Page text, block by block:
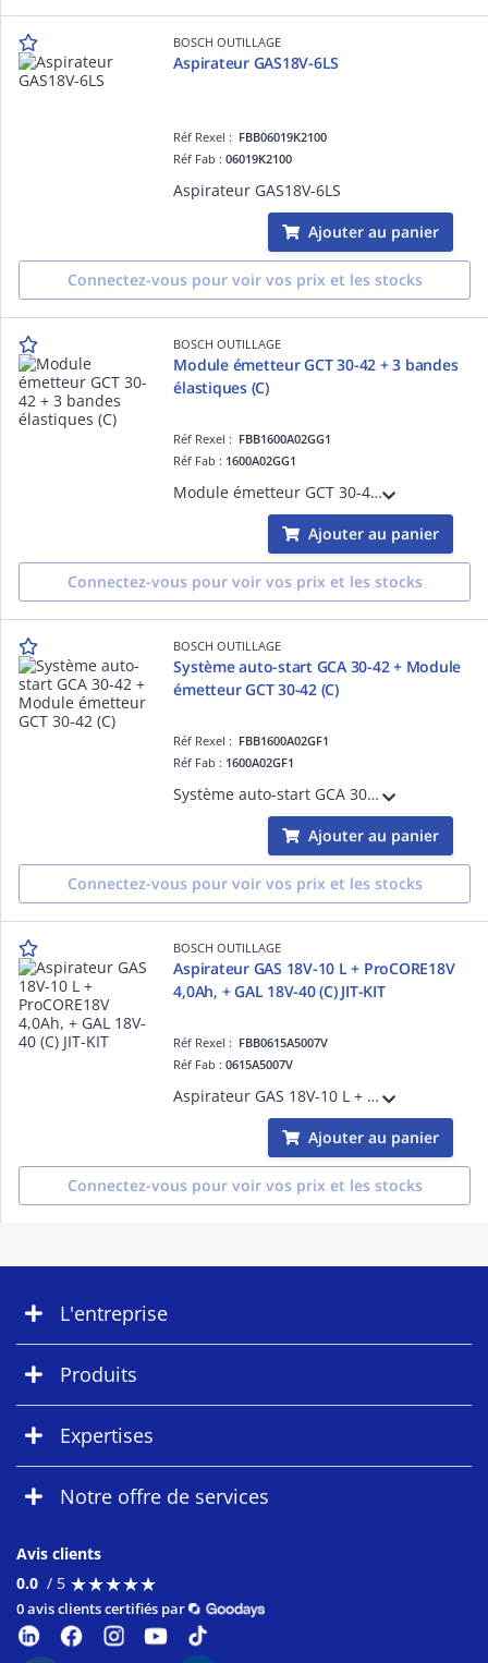
BOSCH OUTILLAGE
Aspirateur GAS18V-6LS
Réf Rexel : FBB06019K2100
Réf Fab :06019K2100
Aspirateur GAS18V-6LS
Ajouter au panier
Connectez-vous pour voir vos prix et les stocks
BOSCH OUTILLAGE
Module émetteur GCT 30-42 + 3 bandes
élastiques (C)
Réf Rexel : FBB1600A02GG1
Réf Fab : 1600A02GG1
Module émetteur GCT 30-42 + 3 bandes élastiques (C)
Ajouter au panier
Connectez-vous pour voir vos prix et les stocks
BOSCH OUTILLAGE
Système auto-start GCA 30-42 + Module
émetteur GCT 30-42 (C)
Réf Rexel : FBB1600A02GF1
Réf Fab : 1600A02GF1
Système auto-start GCA 30-42 + module émetteur GCT 30-42 + 3 bandes élastiques (C)
Ajouter au panier
Connectez-vous pour voir vos prix et les stocks
BOSCH OUTILLAGE
Aspirateur GAS 18V-10 L + ProCORE18V
4,0Ah, + GAL 18V-40 (C) JIT-KIT
Réf Rexel : FBB0615A5007V
Réf Fab :0615A5007V
Aspirateur GAS 18V-10 L + batterie ProCORE18V 4,0Ah, + chargeur GAL 18V-40 (C) JIT-KIT - éléments livrés séparément
Ajouter au panier
Connectez-vous pour voir vos prix et les stocks
L'entreprise
Produits
Expertises
Notre offre de services
Avis clients
0.0 / 5 ★★★★★
★★★★★
0 avis clients certifiés par